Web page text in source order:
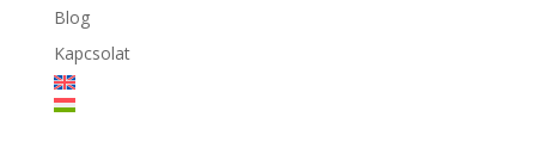
Blog
Kapcsolat